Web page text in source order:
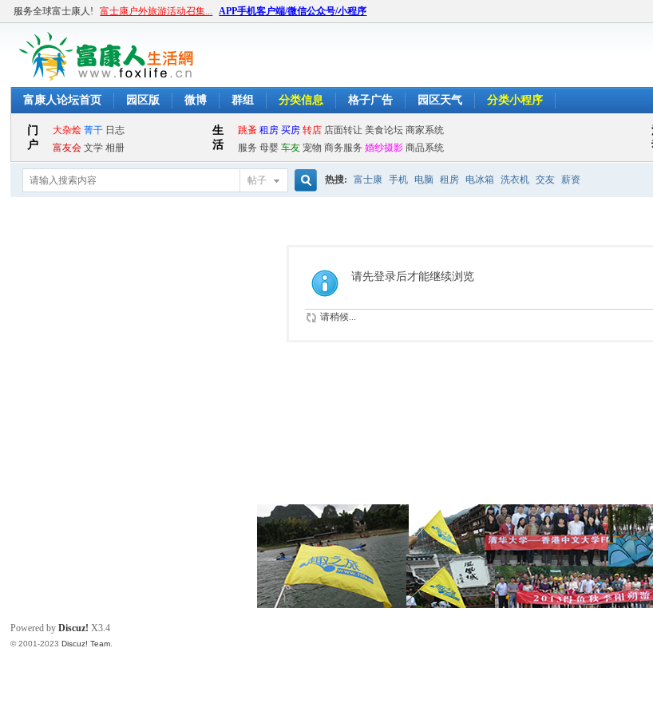
服务全球富士康人! 富士康户外旅游活动召集... APP手机客户端/微信公众号/小程序
富康人论坛首页 园区版 微博 群组 分类信息 格子广告 园区天气 分类小程序
帖子 热搜: 富士康 手机 电脑 租房 电冰箱 洗衣机 交友 薪资
请先登录后才能继续浏览
请稍候...
Powered byDiscuz! X3.4
© 2001-2023Discuz! Team